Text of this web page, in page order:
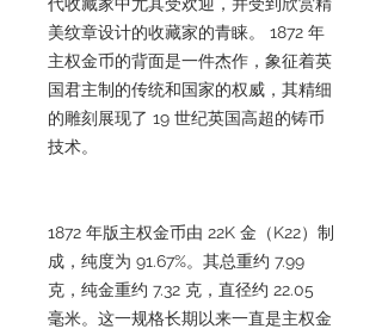
美纹章设计的收藏家的青睐。 1872 年
主权金币的背面是一件杰作，象征着英
国君主制的传统和国家的权威，其精细
的雕刻展现了 19 世纪英国高超的铸币
技术。
1872 年版主权金币由 22K 金（K22）制
成，纯度为 91.67%。其总重约 7.99
克，纯金重约 7.32 克，直径约 22.05
毫米。这一规格长期以来一直是主权金